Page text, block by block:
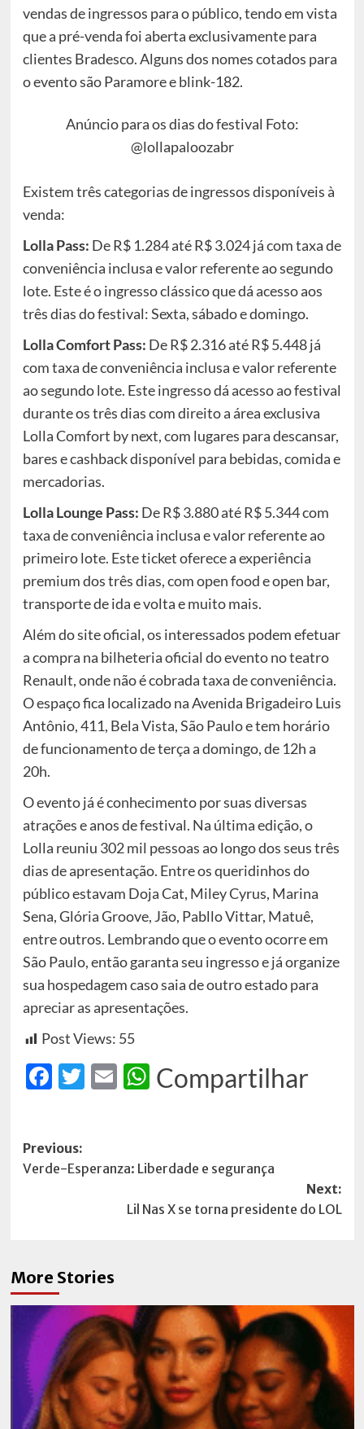
vendas de ingressos para o público, tendo em vista
que a pré-venda foi aberta exclusivamente para
clientes Bradesco. Alguns dos nomes cotados para
o evento são Paramore e blink-182.
Anúncio para os dias do festival Foto:
@lollapaloozabr
Existem três categorias de ingressos disponíveis à
venda:
Lolla Pass: De R$ 1.284 até R$ 3.024 já com taxa de
conveniência inclusa e valor referente ao segundo
lote. Este é o ingresso clássico que dá acesso aos
três dias do festival: Sexta, sábado e domingo.
Lolla Comfort Pass: De R$ 2.316 até R$ 5.448 já
com taxa de conveniência inclusa e valor referente
ao segundo lote. Este ingresso dá acesso ao festival
durante os três dias com direito a área exclusiva
Lolla Comfort by next, com lugares para descansar,
bares e cashback disponível para bebidas, comida e
mercadorias.
Lolla Lounge Pass: De R$ 3.880 até R$ 5.344 com
taxa de conveniência inclusa e valor referente ao
primeiro lote. Este ticket oferece a experiência
premium dos três dias, com open food e open bar,
transporte de ida e volta e muito mais.
Além do site oficial, os interessados podem efetuar
a compra na bilheteria oficial do evento no teatro
Renault, onde não é cobrada taxa de conveniência.
O espaço fica localizado na Avenida Brigadeiro Luis
Antônio, 411, Bela Vista, São Paulo e tem horário
de funcionamento de terça a domingo, de 12h a
20h.
O evento já é conhecimento por suas diversas
atrações e anos de festival. Na última edição, o
Lolla reuniu 302 mil pessoas ao longo dos seus três
dias de apresentação. Entre os queridinhos do
público estavam Doja Cat, Miley Cyrus, Marina
Sena, Glória Groove, Jão, Pabllo Vittar, Matuê,
entre outros. Lembrando que o evento ocorre em
São Paulo, então garanta seu ingresso e já organize
sua hospedagem caso saia de outro estado para
apreciar as apresentações.
Post Views: 55
Facebook
Twitter
EmailWhatsApp
Compartilhar
Post
navigation
Previous:
Verde-Esperanza: Liberdade e segurança
Next:
Lil Nas X se torna presidente do LOL
More Stories